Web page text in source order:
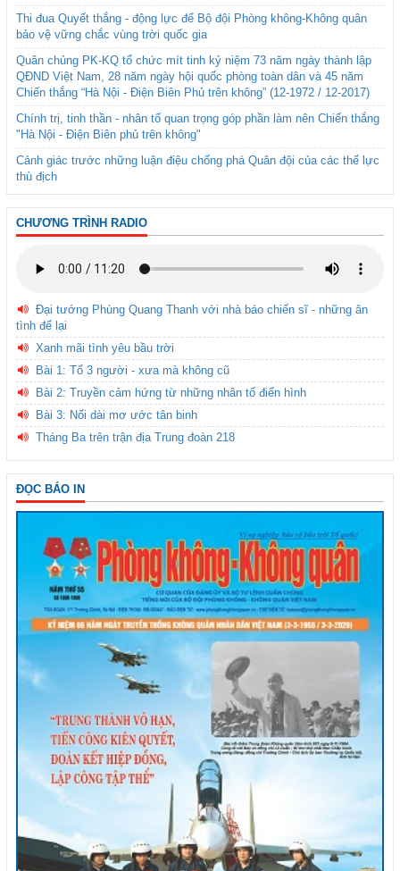
Thi đua Quyết thắng - động lực để Bộ đội Phòng không-Không quân
bảo vệ vững chắc vùng trời quốc gia
Quân chủng PK-KQ tổ chức mít tinh kỷ niệm 73 năm ngày thành lập
QĐND Việt Nam, 28 năm ngày hội quốc phòng toàn dân và 45 năm
Chiến thắng “Hà Nội - Điện Biên Phủ trên không” (12-1972 / 12-2017)
Chính trị, tinh thần - nhân tố quan trọng góp phần làm nên Chiến thắng
"Hà Nội - Điện Biên phủ trên không"
Cảnh giác trước những luận điệu chống phá Quân đội của các thế lực
thù địch
CHƯƠNG TRÌNH RADIO
Đại tướng Phùng Quang Thanh với nhà báo chiến sĩ - những ân
tình để lại
Xanh mãi tình yêu bầu trời
Bài 1: Tổ 3 người - xưa mà không cũ
Bài 2: Truyền cảm hứng từ những nhân tố điển hình
Bài 3: Nối dài mơ ước tân binh
Tháng Ba trên trận địa Trung đoàn 218
ĐỌC BÁO IN